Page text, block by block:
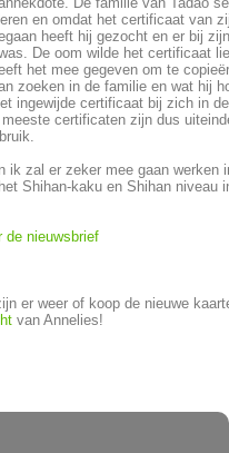
en omdat het certificaat van
heeft hij gezocht en er bij
De oom wilde het certificaat
het mee gegeven om te
zoeken in de familie en wat hij
ingewijde certificaat bij zich in
certificaten zijn dus
ik zal er zeker mee gaan werken
Shihan-kaku en Shihan niveau
de nieuwsbrief
er weer of koop de nieuwe
van Annelies!